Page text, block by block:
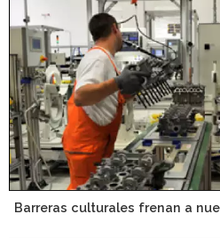
Barreras culturales frenan a